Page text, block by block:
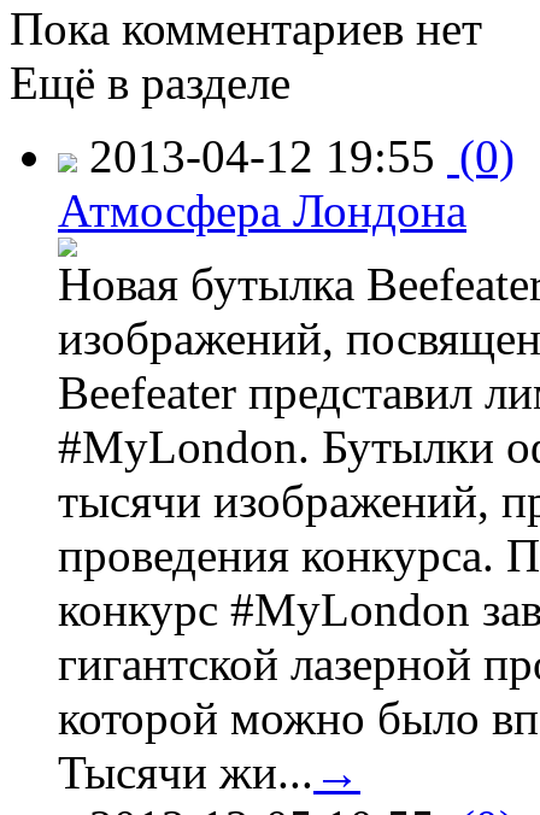
Пока комментариев нет
Ещё в разделе
2013-04-12 19:55 (0)
Атмосфера Лондона
Новая бутылка
изображений,
Beefeater представил
#MyLondon. Бутылки
тысячи изображений,
проведения конкурса.
конкурс #MyLondon
гигантской лазерной
которой можно было
Тысячи жи... →